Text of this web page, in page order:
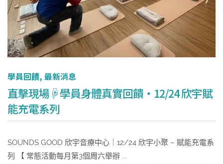
學員回饋, 最新消息
直擊現場☟學員身體真實回饋・12/24 欣宇賦
能充電系列
SOUNDS GOOD 欣宇音療中心｜12/24 欣宇小聚 – 賦能充電系
列 【 常態活動每月第3個周六舉辦 ...